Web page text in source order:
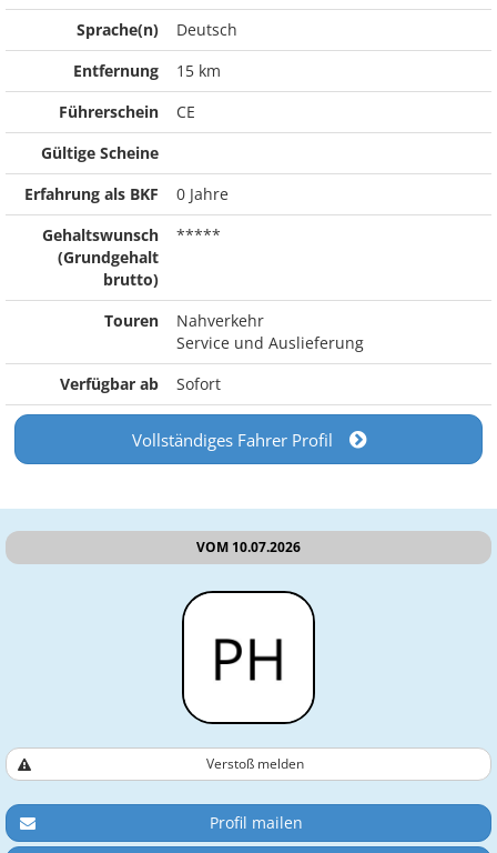
Sprache(n)
Deutsch
Entfernung
15 km
Führerschein
CE
Gültige Scheine
Erfahrung als BKF
0 Jahre
Gehaltswunsch
(Grundgehalt
brutto)
*****
Touren
Nahverkehr
Service und Auslieferung
Verfügbar ab
Sofort
Vollständiges Fahrer Profil
VOM 10.07.2026
Verstoß melden
Profil mailen